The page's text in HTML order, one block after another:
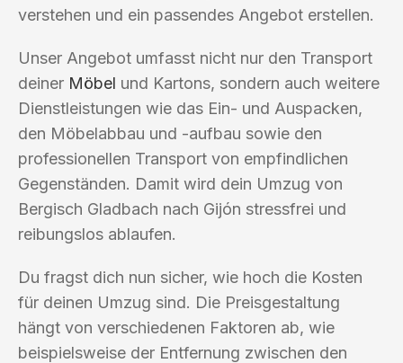
verstehen und ein passendes Angebot erstellen.
Unser Angebot umfasst nicht nur den Transport
deiner Möbel und Kartons, sondern auch weitere
Dienstleistungen wie das Ein- und Auspacken,
den Möbelabbau und -aufbau sowie den
professionellen Transport von empfindlichen
Gegenständen. Damit wird dein Umzug von
Bergisch Gladbach nach Gijón stressfrei und
reibungslos ablaufen.
Du fragst dich nun sicher, wie hoch die Kosten
für deinen Umzug sind. Die Preisgestaltung
hängt von verschiedenen Faktoren ab, wie
beispielsweise der Entfernung zwischen den